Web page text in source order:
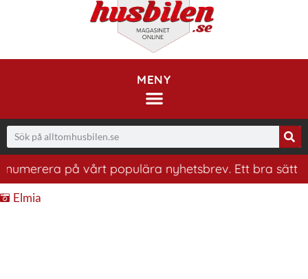
MENY
på vårt populära nyhetsbrev. Ett bra sätt att
Elmia